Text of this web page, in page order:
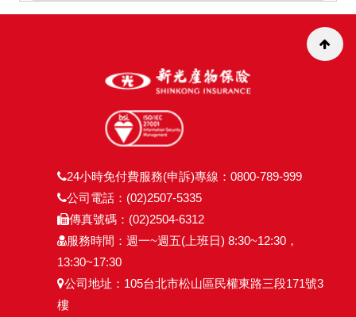
24小時免付費服務(申訴)專線：0800-789-999
公司電話：(02)2507-5335
傳真號碼：(02)2504-6312
服務時間：週一~週五(上班日) 8:30~12:30，
13:30~17:30
公司地址：105台北市松山區民權東路三段171號3
樓